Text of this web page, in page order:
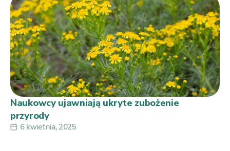
Naukowcy ujawniają ukryte zubożenie
przyrody
6 kwietnia, 2025